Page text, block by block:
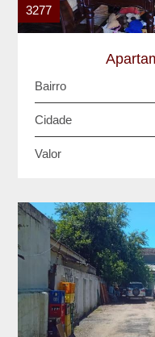
3277
Bairro
Cidade
Valor